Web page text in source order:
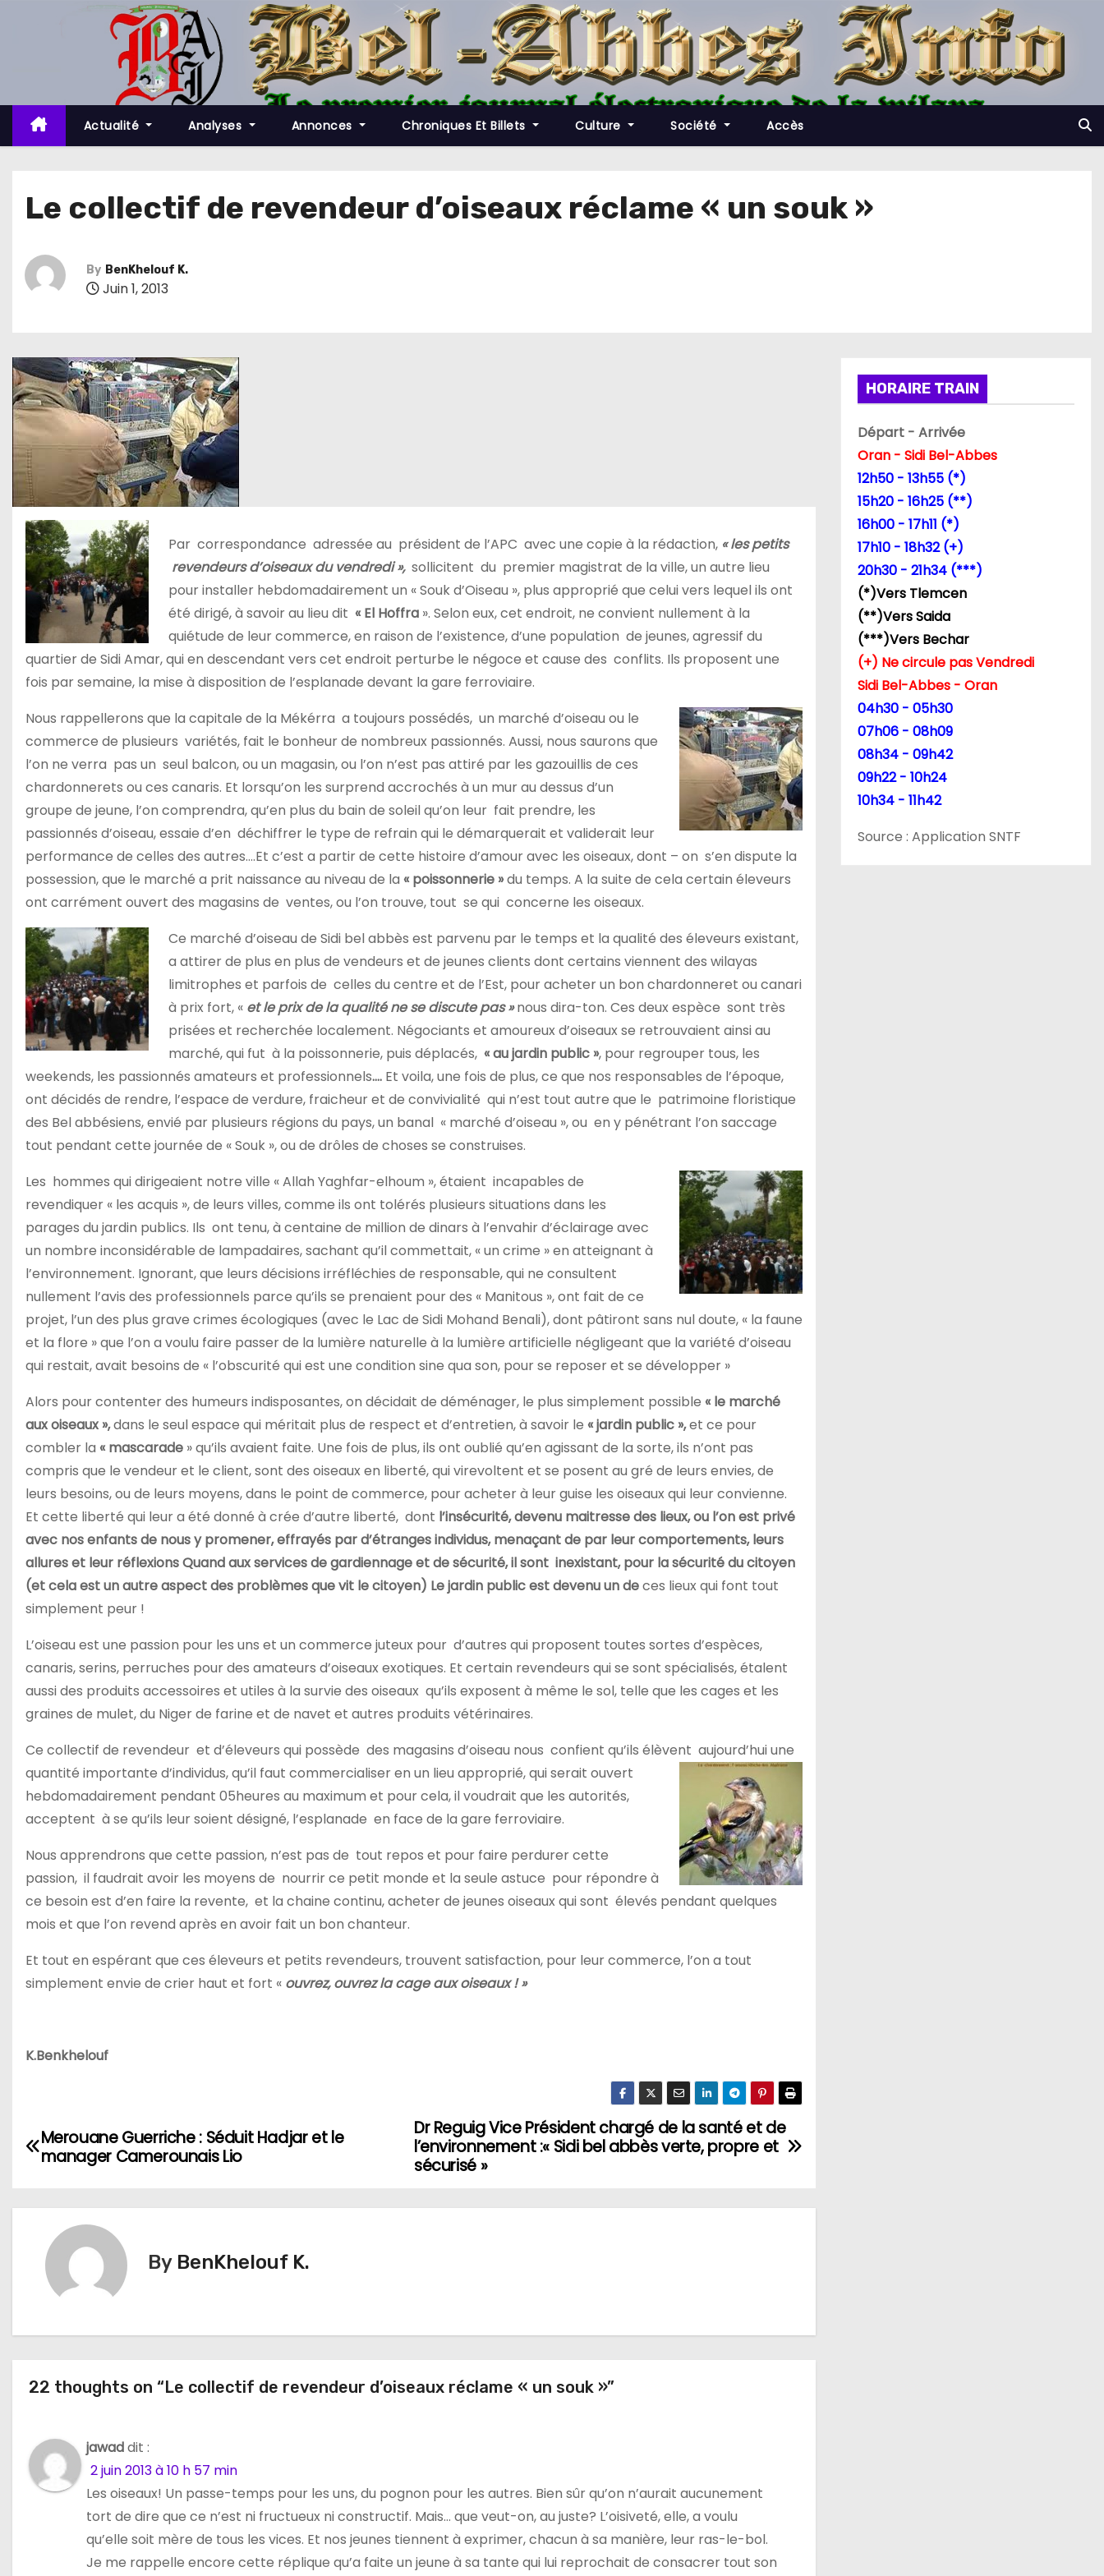
t
c
Actualité Analyses Annonces Chroniques Et Billets Culture Société Accès
Le collectif de revendeur d’oiseaux réclame « un souk »
By BenKhelouf K.
Juin 1, 2013
Par correspondance adressée au président de l’APC avec une copie à la rédaction, « les petits
revendeurs d’oiseaux du vendredi »,sollicitent du premier magistrat de la ville, un autre lieu
pour installer hebdomadairement un « Souk d’Oiseau », plus approprié que celui vers lequel ils ont
été dirigé, à savoir au lieu dit « El Hoffra ». Selon eux, cet endroit, ne convient nullement à la
quiétude de leur commerce, en raison de l’existence, d’une population de jeunes, agressif du
quartier de Sidi Amar, qui en descendant vers cet endroit perturbe le négoce et cause des conflits. Ils proposent une
fois par semaine, la mise à disposition de l’esplanade devant la gare ferroviaire.
Nous rappellerons que la capitale de la Mékérra a toujours possédés, un marché d’oiseau ou le
commerce de plusieurs variétés, fait le bonheur de nombreux passionnés. Aussi, nous saurons que
l’on ne verra pas un seul balcon, ou un magasin, ou l’on n’est pas attiré par les gazouillis de ces
chardonnerets ou ces canaris. Et lorsqu’on les surprend accrochés à un mur au dessus d’un
groupe de jeune, l’on comprendra, qu’en plus du bain de soleil qu’on leur fait prendre, les
passionnés d’oiseau, essaie d’en déchiffrer le type de refrain qui le démarquerait et validerait leur
performance de celles des autres….Et c’est a partir de cette histoire d’amour avec les oiseaux, dont – on s’en dispute la
possession, que le marché a prit naissance au niveau de la « poissonnerie »du temps. A la suite de cela certain éleveurs
ont carrément ouvert des magasins de ventes, ou l’on trouve, tout se qui concerne les oiseaux.
Ce marché d’oiseau de Sidi bel abbès est parvenu par le temps et la qualité des éleveurs existant,
a attirer de plus en plus de vendeurs et de jeunes clients dont certains viennent des wilayas
limitrophes et parfois de celles du centre et de l’Est, pour acheter un bon chardonneret ou canari
à prix fort, « et le prix de la qualité ne se discute pas »nous dira-ton. Ces deux espèce sont très
prisées et recherchée localement. Négociants et amoureux d’oiseaux se retrouvaient ainsi au
marché, qui fut à la poissonnerie, puis déplacés, « au jardin public », pour regrouper tous, les
weekends, les passionnés amateurs et professionnels…. Et voila, une fois de plus, ce que nos responsables de l’époque,
ont décidés de rendre, l’espace de verdure, fraicheur et de convivialité qui n’est tout autre que le patrimoine floristique
des Bel abbésiens, envié par plusieurs régions du pays, un banal « marché d’oiseau », ou en y pénétrant l’on saccage
tout pendant cette journée de « Souk », ou de drôles de choses se construises.
Les hommes qui dirigeaient notre ville « Allah Yaghfar-elhoum », étaient incapables de
revendiquer « les acquis », de leurs villes, comme ils ont tolérés plusieurs situations dans les
parages du jardin publics. Ils ont tenu, à centaine de million de dinars à l’envahir d’éclairage avec
un nombre inconsidérable de lampadaires, sachant qu’il commettait, « un crime » en atteignant à
l’environnement. Ignorant, que leurs décisions irréfléchies de responsable, qui ne consultent
nullement l’avis des professionnels parce qu’ils se prenaient pour des « Manitous », ont fait de ce
projet, l’un des plus grave crimes écologiques (avec le Lac de Sidi Mohand Benali), dont pâtiront sans nul doute, « la faune
et la flore » que l’on a voulu faire passer de la lumière naturelle à la lumière artificielle négligeant que la variété d’oiseau
qui restait, avait besoins de « l’obscurité qui est une condition sine qua son, pour se reposer et se développer »
Alors pour contenter des humeurs indisposantes, on décidait de déménager, le plus simplement possible « le marché
aux oiseaux »,dans le seul espace qui méritait plus de respect et d’entretien, à savoir le « jardin public »,et ce pour
combler la « mascarade » qu’ils avaient faite. Une fois de plus, ils ont oublié qu’en agissant de la sorte, ils n’ont pas
compris que le vendeur et le client, sont des oiseaux en liberté, qui virevoltent et se posent au gré de leurs envies, de
leurs besoins, ou de leurs moyens, dans le point de commerce, pour acheter à leur guise les oiseaux qui leur convienne.
Et cette liberté qui leur a été donné à crée d’autre liberté, dont l’insécurité, devenu maitresse des lieux, ou l’on est privé
avec nos enfants de nous y promener, effrayés par d’étranges individus, menaçant de par leur comportements, leurs
allures et leur réflexions Quand aux services de gardiennage et de sécurité, il sont inexistant, pour la sécurité du citoyen
(et cela est un autre aspect des problèmes que vit le citoyen) Le jardin public est devenu un deces lieux qui font tout
simplement peur !
L’oiseau est une passion pour les uns et un commerce juteux pour d’autres qui proposent toutes sortes d’espèces,
canaris, serins, perruches pour des amateurs d’oiseaux exotiques. Et certain revendeurs qui se sont spécialisés, étalent
aussi des produits accessoires et utiles à la survie des oiseaux qu’ils exposent à même le sol, telle que les cages et les
graines de mulet, du Niger de farine et de navet et autres produits vétérinaires.
Ce collectif de revendeur et d’éleveurs qui possède des magasins d’oiseau nous confient qu’ils élèvent aujourd’hui une
quantité importante d’individus, qu’il faut commercialiser en un lieu approprié, qui serait ouvert
hebdomadairement pendant 05heures au maximum et pour cela, il voudrait que les autorités,
acceptent à se qu’ils leur soient désigné, l’esplanade en face de la gare ferroviaire.
Nous apprendrons que cette passion, n’est pas de tout repos et pour faire perdurer cette
passion, il faudrait avoir les moyens de nourrir ce petit monde et la seule astuce pour répondre à
ce besoin est d’en faire la revente, et la chaine continu, acheter de jeunes oiseaux qui sont élevés pendant quelques
mois et que l’on revend après en avoir fait un bon chanteur.
Et tout en espérant que ces éleveurs et petits revendeurs, trouvent satisfaction, pour leur commerce, l’on a tout
simplement envie de crier haut et fort « ouvrez, ouvrez la cage aux oiseaux ! »
K.Benkhelouf
N
v
t
i
n
d
Dr Reguig Vice Président chargé de la santé et de
l’environnement :« Sidi bel abbès verte, propre et
sécurisé »
Merouane Guerriche : Séduit Hadjar et le
manager Camerounais Lio
By BenKhelouf K.
22 thoughts on “Le collectif de revendeur d’oiseaux réclame « un souk »”
jawaddit :
2 juin 2013 à 10 h 57 min
Les oiseaux! Un passe-temps pour les uns, du pognon pour les autres. Bien sûr qu’on n’aurait aucunement
tort de dire que ce n’est ni fructueux ni constructif. Mais… que veut-on, au juste? L’oisiveté, elle, a voulu
qu’elle soit mère de tous les vices. Et nos jeunes tiennent à exprimer, chacun à sa manière, leur ras-le-bol.
Je me rappelle encore cette réplique qu’a faite un jeune à sa tante qui lui reprochait de consacrer tout son
HORAIRE TRAIN
Départ - Arrivée
Oran - Sidi Bel-Abbes
12h50 - 13h55 (*)
15h20 - 16h25 (**)
16h00 - 17h11 (*)
17h10 - 18h32 (+)
20h30 - 21h34 (***)
(*)Vers Tlemcen
(**)Vers Saida
(***)Vers Bechar
(+) Ne circule pas Vendredi
Sidi Bel-Abbes - Oran
04h30 - 05h30
07h06 - 08h09
08h34 - 09h42
09h22 - 10h24
10h34 - 11h42
Source : Application SNTF